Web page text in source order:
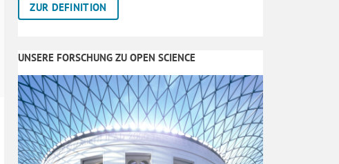
ZUR DEFINITION
UNSERE FORSCHUNG ZU OPEN SCIENCE